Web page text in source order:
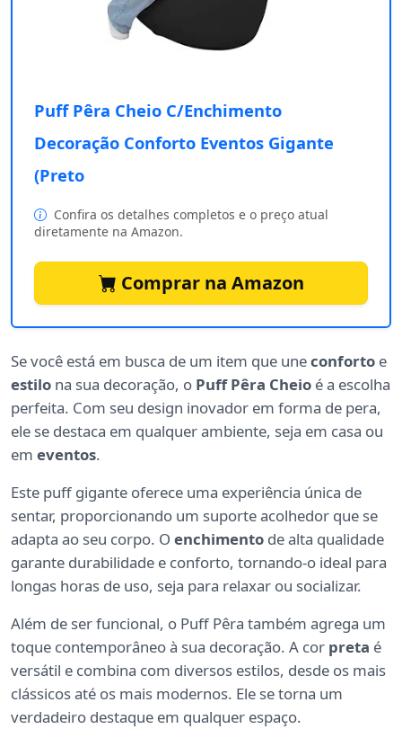
Puff Pêra Cheio C/Enchimento
Decoração Conforto Eventos Gigante
(Preto
Confira os detalhes completos e o preço atual
diretamente na Amazon.
Comprar na Amazon
Se você está em busca de um item que uneconforto e
estilo na sua decoração, o Puff Pêra Cheio é a escolha
perfeita. Com seu design inovador em forma de pera,
ele se destaca em qualquer ambiente, seja em casa ou
em eventos.
Este puff gigante oferece uma experiência única de
sentar, proporcionando um suporte acolhedor que se
adapta ao seu corpo. O enchimento de alta qualidade
garante durabilidade e conforto, tornando-o ideal para
longas horas de uso, seja para relaxar ou socializar.
Além de ser funcional, o Puff Pêra também agrega um
toque contemporâneo à sua decoração. A cor preta é
versátil e combina com diversos estilos, desde os mais
clássicos até os mais modernos. Ele se torna um
verdadeiro destaque em qualquer espaço.